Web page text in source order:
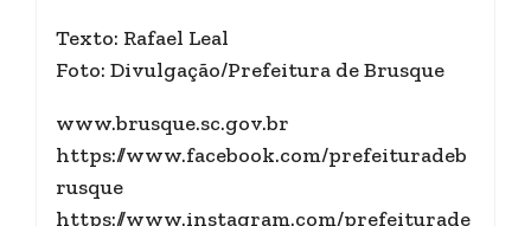
Texto: Rafael Leal
Foto: Divulgação/Prefeitura de Brusque
www.brusque.sc.gov.br
https://www.facebook.com/prefeituradeb
rusque
https://www.instagram.com/prefeiturade